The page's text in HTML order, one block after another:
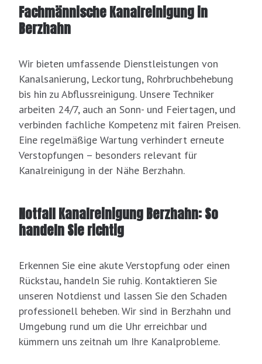
Fachmännische Kanalreinigung in
Berzhahn
Wir bieten umfassende Dienstleistungen von
Kanalsanierung, Leckortung, Rohrbruchbehebung
bis hin zu Abflussreinigung. Unsere Techniker
arbeiten 24/7, auch an Sonn- und Feiertagen, und
verbinden fachliche Kompetenz mit fairen Preisen.
Eine regelmäßige Wartung verhindert erneute
Verstopfungen – besonders relevant für
Kanalreinigung in der Nähe Berzhahn.
Notfall Kanalreinigung Berzhahn: So
handeln Sie richtig
Erkennen Sie eine akute Verstopfung oder einen
Rückstau, handeln Sie ruhig. Kontaktieren Sie
unseren Notdienst und lassen Sie den Schaden
professionell beheben. Wir sind in Berzhahn und
Umgebung rund um die Uhr erreichbar und
kümmern uns zeitnah um Ihre Kanalprobleme.